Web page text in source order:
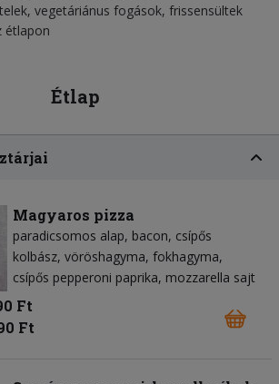
vegetáriánus fogások, frissensültek
étlapon
Étlap
Magyaros pizza
paradicsomos alap bacon csípős
kolbász vöröshagyma fokhagyma
csípős pepperoni paprika mozzarella sajt
Ft
Ft